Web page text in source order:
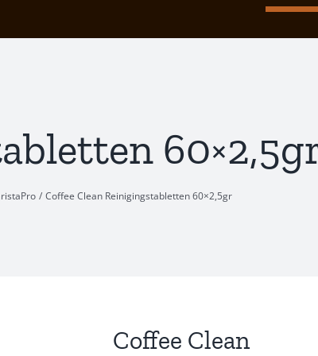
Coffee Clean Reinigingstabletten 60×2,5gr
Coffee Clean